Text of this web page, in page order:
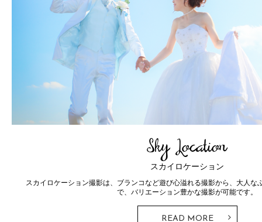
Photo Wedding
Ceremony
フォトウェディング
ドレスとタキシード。ウェディングフォトではずすことのできないこのス
とTHE SKY WEDDINGならではの神前式・人前式が行えるプラ